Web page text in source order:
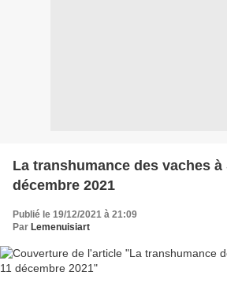
La transhumance des vaches à
décembre 2021
Publié le 19/12/2021 à 21:09
Par Lemenuisiart